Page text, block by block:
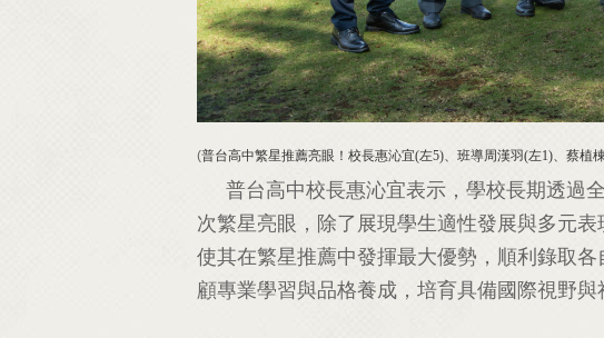
(普台高中繁星推薦亮眼！校長惠沁宜(左5) 、班導周漢羽(左1) 、蔡植棟
普台高中校長惠沁宜表示，學校長期透過
次繁星亮眼，除了展現學生適性發展與多元
使其在繁星推薦中發揮最大優勢，順利錄取
顧專業學習與品格養成，培育具備國際視野與